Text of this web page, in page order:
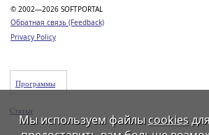
© 2002—2026 SOFTPORTAL
Обратная связь (Feedback)
Privacy Policy
Программы
Статьи
Мы используем файлы cookies